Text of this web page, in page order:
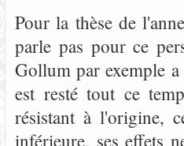
Pour la thèse de
parle pas pour ce
Gollum par exemple
est resté tout ce
résistant à l'origine,
inférieure, ses effets